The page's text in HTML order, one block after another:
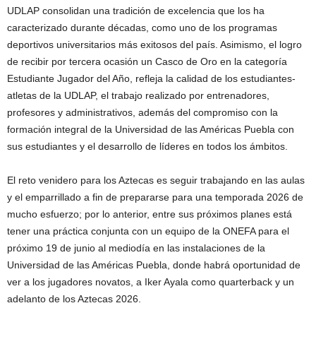
UDLAP consolidan una tradición de excelencia que los ha
caracterizado durante décadas, como uno de los programas
deportivos universitarios más exitosos del país. Asimismo, el logro
de recibir por tercera ocasión un Casco de Oro en la categoría
Estudiante Jugador del Año, refleja la calidad de los estudiantes-
atletas de la UDLAP, el trabajo realizado por entrenadores,
profesores y administrativos, además del compromiso con la
formación integral de la Universidad de las Américas Puebla con
sus estudiantes y el desarrollo de líderes en todos los ámbitos.
El reto venidero para los Aztecas es seguir trabajando en las aulas
y el emparrillado a fin de prepararse para una temporada 2026 de
mucho esfuerzo; por lo anterior, entre sus próximos planes está
tener una práctica conjunta con un equipo de la ONEFA para el
próximo 19 de junio al mediodía en las instalaciones de la
Universidad de las Américas Puebla, donde habrá oportunidad de
ver a los jugadores novatos, a Iker Ayala como quarterback y un
adelanto de los Aztecas 2026.